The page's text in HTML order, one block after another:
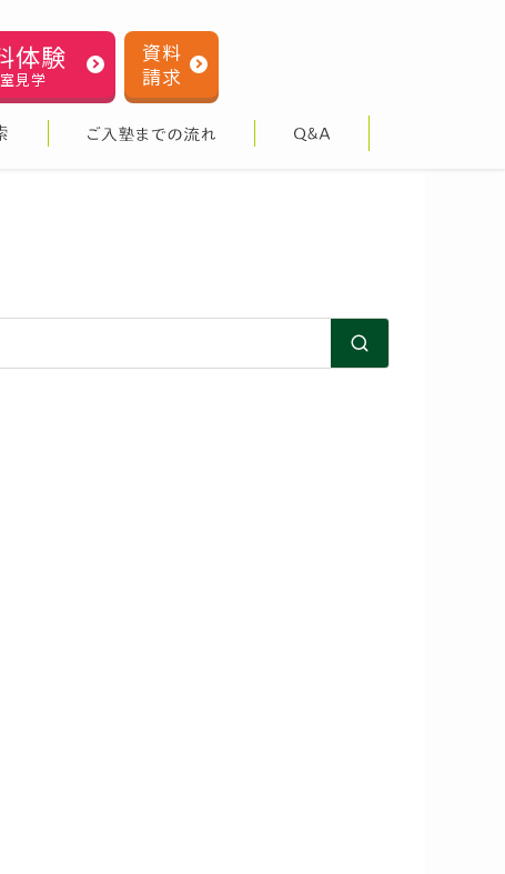
体験
見学
資料
請求